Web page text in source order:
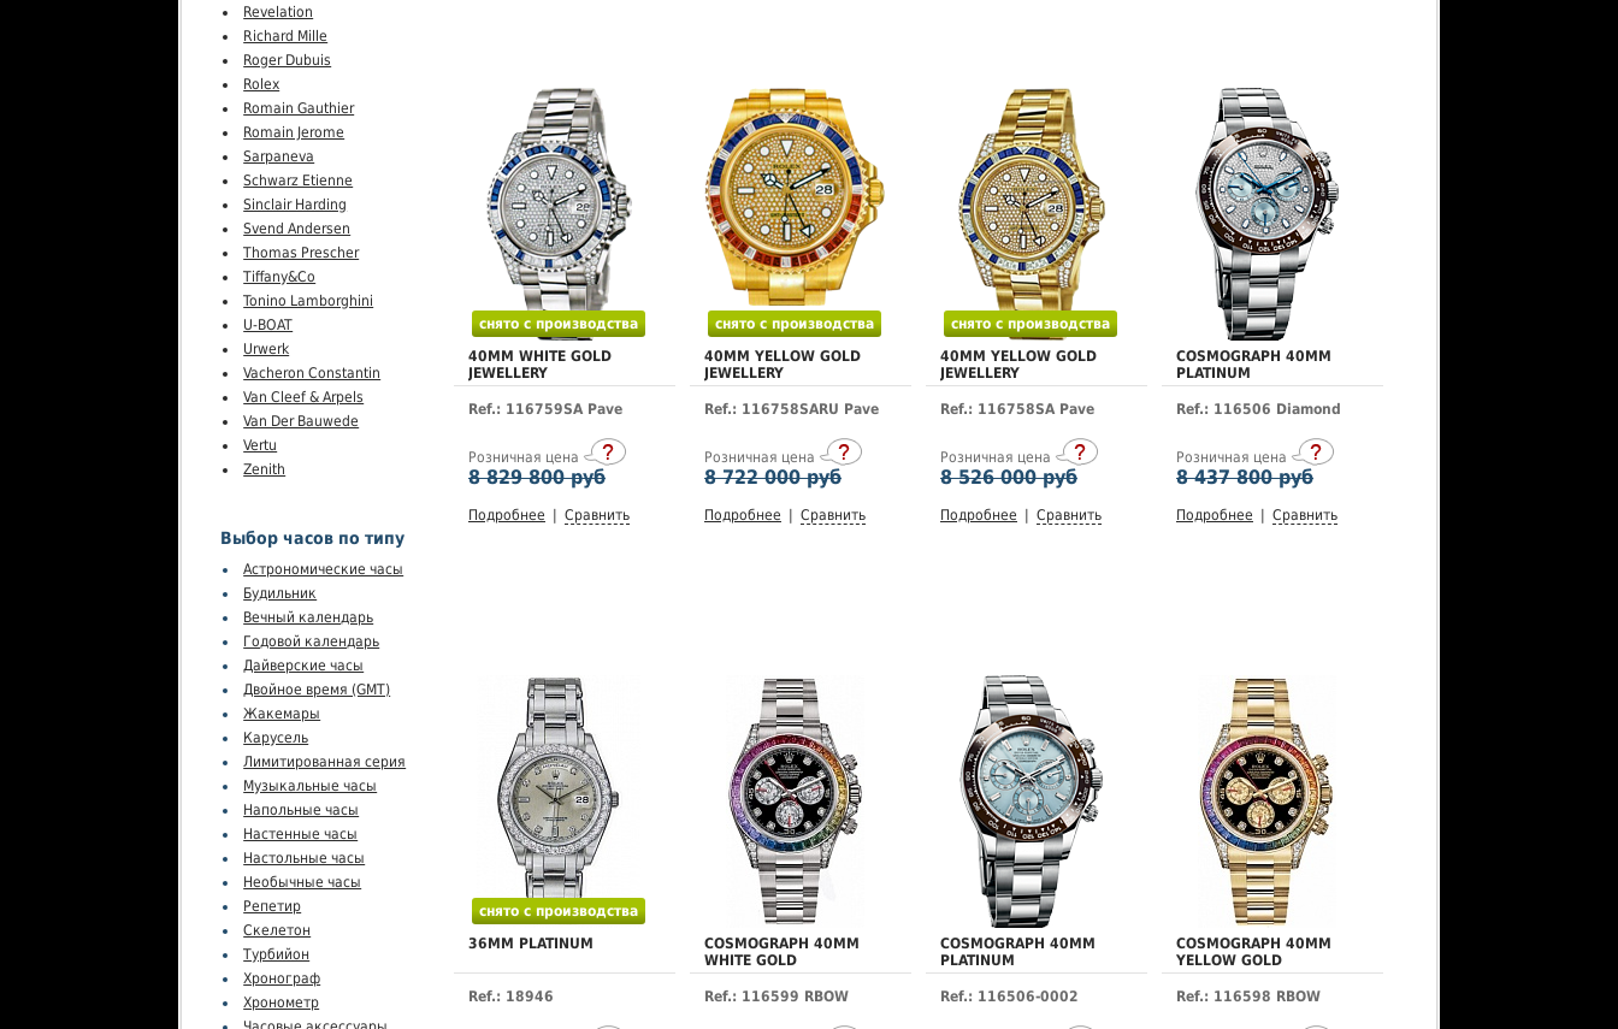
Revelation
Richard Mille
Roger Dubuis
Rolex
Romain Gauthier
Romain Jerome
Sarpaneva
Schwarz Etienne
Sinclair Harding
Svend Andersen
Thomas Prescher
Tiffany&Co
Tonino Lamborghini
U-BOAT
Urwerk
Vacheron Constantin
Van Cleef & Arpels
Van Der Bauwede
Vertu
Zenith
Выбор часов по типу
Астрономические часы
Будильник
Вечный календарь
Годовой календарь
Дайверские часы
Двойное время (GMT)
Жакемары
Карусель
Лимитированная серия
Музыкальные часы
Напольные часы
Настенные часы
Настольные часы
Необычные часы
Репетир
Скелетон
Турбийон
Хронограф
Хронометр
снято с производства
40MM WHITE GOLD
JEWELLERY
Ref.: 116759SA Pave
Розничная цена
8 829 800 руб
Подробнее Сравнить
снято с производства
40MM YELLOW GOLD
JEWELLERY
Ref.: 116758SARU Pave
Розничная цена
8 722 000 руб
Подробнее Сравнить
снято с производства
40MM YELLOW GOLD
JEWELLERY
Ref.: 116758SA Pave
Розничная цена
8 526 000 руб
Подробнее Сравнить
COSMOGRAPH 40MM
PLATINUM
Ref.: 116506 Diamond
Розничная цена
8 437 800 руб
Подробнее Сравнить
снято с производства
36MM PLATINUM
Ref.: 18946
COSMOGRAPH 40MM
WHITE GOLD
Ref.: 116599 RBOW
COSMOGRAPH 40MM
PLATINUM
Ref.: 116506-0002
COSMOGRAPH 40MM
YELLOW GOLD
Ref.: 116598 RBOW